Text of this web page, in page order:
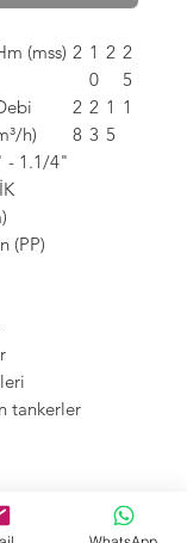
(mss) 2 1
0
2 2
5
h)
2
8
2
3
1
5
1
- 1.1/4"
(PP)
tankerler